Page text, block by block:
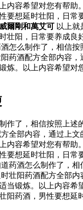
容希望对您有帮
想延时壮阳，日
威爾剛和萬艾可 以上
阳，日常要养成良
么制作了，相信
药酒配方全部内容
炼。以上内容希望对
了，相信按照上
部内容，通过上
容希望对您有帮
想延时壮阳，日
酒怎么制作了，
阳药酒配方全部
锻炼。以上内容
药酒，男性要想